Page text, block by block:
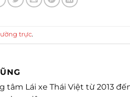
trực.
tâm Lái xe Thái Việt từ 2013